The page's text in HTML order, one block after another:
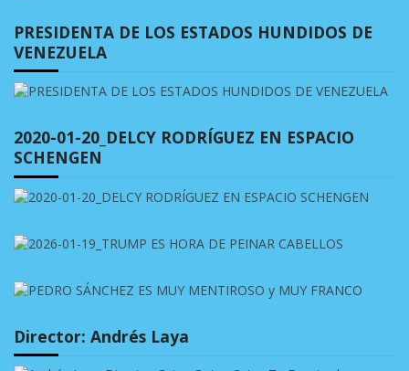
PRESIDENTA DE LOS ESTADOS HUNDIDOS DE
VENEZUELA
2020-01-20_DELCY RODRÍGUEZ EN ESPACIO
SCHENGEN
Director: Andrés Laya